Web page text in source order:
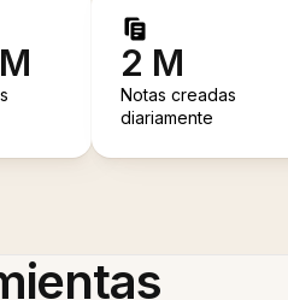
2 M
Notas creadas
diariamente